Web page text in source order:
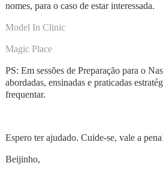
nomes, para o caso de estar interessada.
Model In Clinic
Magic Place
PS: Em sessões de Preparação para o
abordadas, ensinadas e praticadas
frequentar.
Espero ter ajudado. Cuide-se, vale a
Beijinho,